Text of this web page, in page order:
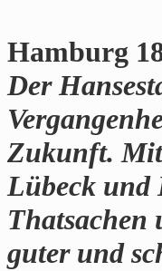
Hamburg
Der
Zukunft.
Lübeck und
guter und